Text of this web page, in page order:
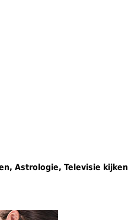
Astrologie, Televisie kijken